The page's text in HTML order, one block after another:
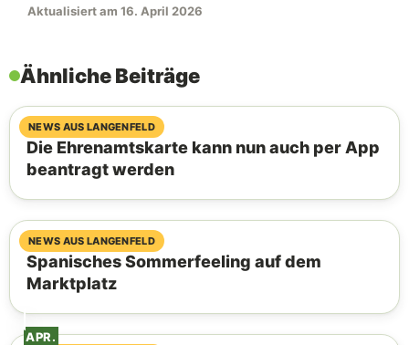
APR.
Aktualisiert am 16. April 2026
Ähnliche Beiträge
NEWS AUS LANGENFELD
07. August 2026
Die Ehrenamtskarte kann nun auch per App
beantragt werden
NEWS AUS LANGENFELD
06. August 2026
Spanisches Sommerfeeling auf dem
Marktplatz